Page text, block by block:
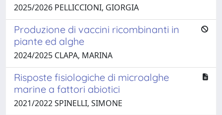
2025/2026 PELLICCIONI, GIORGIA
Produzione di vaccini ricombinanti in
piante ed alghe
2024/2025 CLAPA, MARINA
Risposte fisiologiche di microalghe
marine a fattori abiotici
2021/2022 SPINELLI, SIMONE